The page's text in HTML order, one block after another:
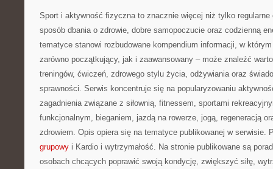
Sport i aktywność fizyczna to znacznie więcej niż tylko
sposób dbania o zdrowie, dobre samopoczucie oraz codzienną
tematyce stanowi rozbudowane kompendium informacji, w
zarówno początkujący, jak i zaawansowany – może znaleźć
treningów, ćwiczeń, zdrowego stylu życia, odżywiania oraz
sprawności. Serwis koncentruje się na popularyzowaniu
zagadnienia związane z siłownią, fitnessem, sportami
funkcjonalnym, bieganiem, jazdą na rowerze, jogą, regeneracją
zdrowiem. Opis opiera się na tematyce publikowanej w serwisie.
grupowy i Kardio i wytrzymałość. Na stronie publikowane są
osobach chcących poprawić swoją kondycję, zwiększyć siłę,